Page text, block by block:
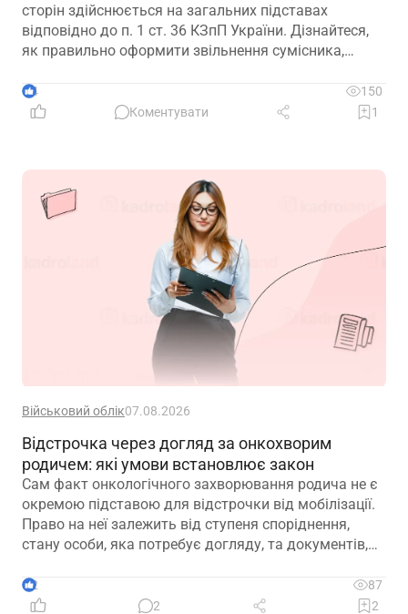
сторін здійснюється на загальних підставах
відповідно до п. 1 ст. 36 КЗпП України. Дізнайтеся,
як правильно оформити звільнення сумісника,
зафіксувати домовленість між працівником і
роботодавцем.
4
150
Коментувати
1
Військовий облік07.08.2026
Відстрочка через догляд за онкохворим
родичем: які умови встановлює закон
Сам факт онкологічного захворювання родича не є
окремою підставою для відстрочки від мобілізації.
Право на неї залежить від ступеня споріднення,
стану особи, яка потребує догляду, та документів,
2
87
2
2